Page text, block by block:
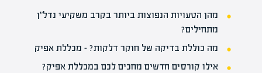
מהן הטעויות הנפוצות ביותר בקרב משקיעי נדל"ן
מתחילים?
מה כוללת בדיקה של חוקר דלקות? – מכללת אפיק
אילו קורסים חדשים מחכים לכם במכללת אפיק?